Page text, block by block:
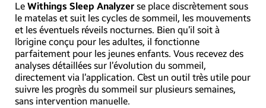
Le Withings Sleep Analyzer se place discrètement sous
le matelas et suit les cycles de sommeil, les mouvements
et les éventuels réveils nocturnes. Bien qu’il soit à
l’origine conçu pour les adultes, il fonctionne
parfaitement pour les jeunes enfants. Vous recevez des
analyses détaillées sur l’évolution du sommeil,
directement via l’application. C’est un outil très utile pour
suivre les progrès du sommeil sur plusieurs semaines,
sans intervention manuelle.